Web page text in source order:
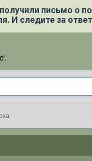
письмо о
И следите за